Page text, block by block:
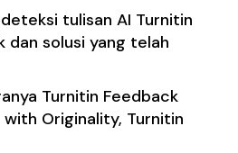
tulisan AI Turnitin
dan solusi yang telah
Turnitin Feedback
with Originality, Turnitin